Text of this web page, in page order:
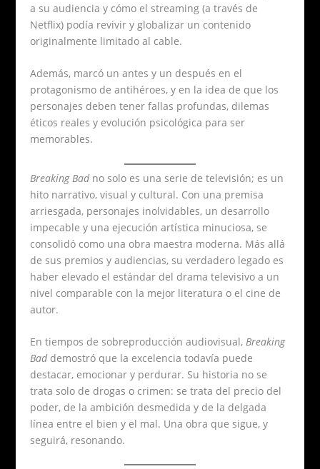
a su audiencia y cómo el streaming (a través de
Netflix) podía revivir y globalizar un contenido
originalmente limitado al cable.
Además, marcó un antes y un después en el
protagonismo de antihéroes, y en la idea de que los
personajes deben tener fallas profundas, dilemas
éticos reales y evolución psicológica para ser
memorables.
Breaking Badno solo es una serie de televisión; es un
hito narrativo, visual y cultural. Con una premisa
arriesgada, personajes inolvidables, un desarrollo
impecable y una ejecución artística minuciosa, se
consolidó como una obra maestra moderna. Más allá
de sus premios y audiencias, su verdadero legado es
haber elevado el estándar del drama televisivo a un
nivel comparable con la mejor literatura o el cine de
autor.
En tiempos de sobreproducción audiovisual,Breaking
Baddemostró que la excelencia todavía puede
destacar, emocionar y perdurar. Su historia no se
trata solo de drogas o crimen: se trata del precio del
poder, de la ambición desmedida y de la delgada
línea entre el bien y el mal. Una obra que sigue, y
seguirá, resonando.